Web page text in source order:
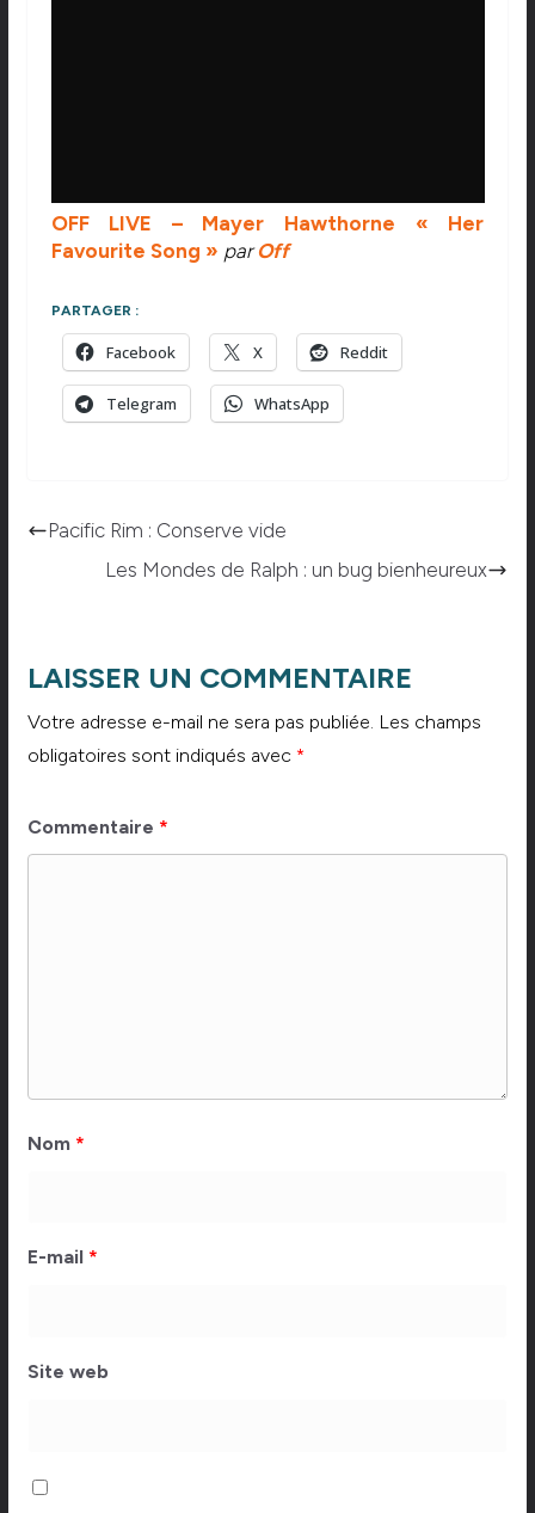
OFF LIVE – Mayer Hawthorne « Her
Favourite Song » parOff
PARTAGER :
Facebook X Reddit
Telegram WhatsApp
Pacific Rim : Conserve vide
Les Mondes de Ralph : un bug bienheureux
LAISSER UN COMMENTAIRE
Votre adresse e-mail ne sera pas publiée. Les champs
obligatoires sont indiqués avec *
Commentaire *
Nom *
E-mail *
Site web